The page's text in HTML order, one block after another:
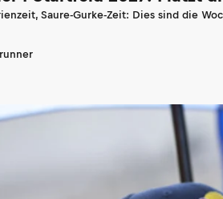
Saure-Gurke-Zeit: Dies sind die